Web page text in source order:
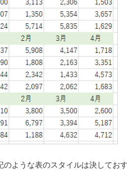
のような表のスタイルは決してお